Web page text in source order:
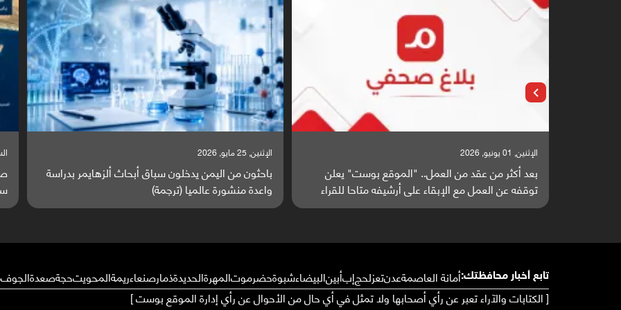
الإثنين, 25 مايو, 2026
باحثون من اليمن يدخلون سباق أبحاث ألزهايمر بدراسة
واعدة منشورة عالميا (ترجمة)
السبت, 23 مايو, 2026
صراع دولي يتصاعد قرب اليمن والبحر الأحمر يتحول إلى
ساحة مواجهة عالمية (ترجمة)
تابع أخبار محافظتك:أمانة العاصمةعدنتعزلحجإبأبينالبيضاءشبوةحضرموتالمهرةالحديدةذمارصنعاءريمةالمحويتحجةصعدةالجوف
[ الكتابات والآراء تعبر عن رأي أصحابها ولا تمثل في أي حال من الأحوال عن رأي إدارة الموقع بوست ]